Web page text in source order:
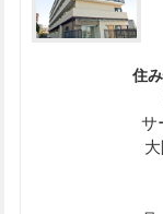
住
サ